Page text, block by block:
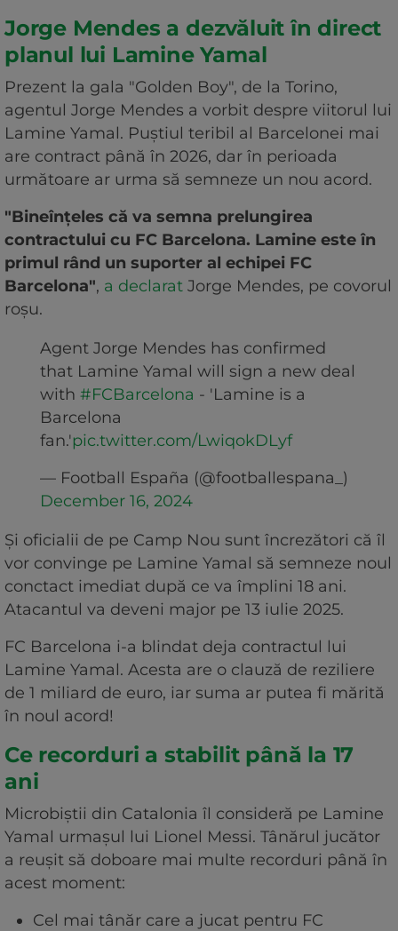
Jorge Mendes a dezvăluit în direct
planul lui Lamine Yamal
Prezent la gala "Golden Boy", de la Torino,
agentul Jorge Mendes a vorbit despre viitorul lui
Lamine Yamal. Puștiul teribil al Barcelonei mai
are contract până în 2026, dar în perioada
următoare ar urma să semneze un nou acord.
"Bineînţeles că va semna prelungirea
contractului cu FC Barcelona. Lamine este în
primul rând un suporter al echipei FC
Barcelona", a declarat Jorge Mendes, pe covorul
roșu.
Agent Jorge Mendes has confirmed
that Lamine Yamal will sign a new deal
with #FCBarcelona - 'Lamine is a
Barcelona
fan.'pic.twitter.com/LwiqokDLyf
— Football España (@footballespana_)
December 16, 2024
Și oficialii de pe Camp Nou sunt încrezători că îl
vor convinge pe Lamine Yamal să semneze noul
conctact imediat după ce va împlini 18 ani.
Atacantul va deveni major pe 13 iulie 2025.
FC Barcelona i-a blindat deja contractul lui
Lamine Yamal. Acesta are o clauză de reziliere
de 1 miliard de euro, iar suma ar putea fi mărită
în noul acord!
Ce recorduri a stabilit până la 17
ani
Microbiștii din Catalonia îl consideră pe Lamine
Yamal urmașul lui Lionel Messi. Tânărul jucător
a reușit să doboare mai multe recorduri până în
acest moment:
Cel mai tânăr care a jucat pentru FC